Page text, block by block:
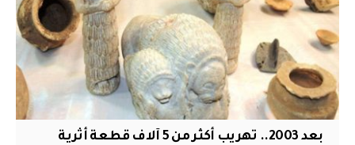
بعد 2003.. تهريب أكثر من 5 آلاف قطعة أثرية